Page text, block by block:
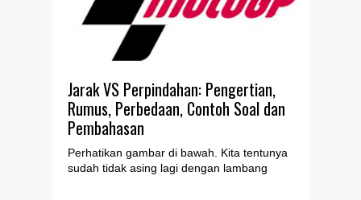
Jarak VS Perpindahan: Pengertian,
Rumus, Perbedaan, Contoh Soal dan
Pembahasan
Perhatikan gambar di bawah. Kita tentunya
sudah tidak asing lagi dengan lambang